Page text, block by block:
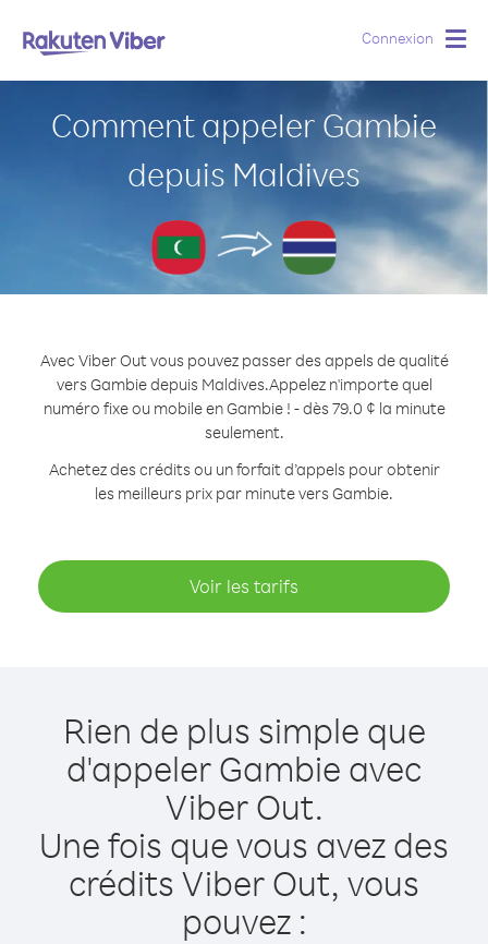
Connexion
Comment appeler Gambie
depuis Maldives
Avec Viber Out vous pouvez passer des appels de qualité
vers Gambie depuis Maldives.Appelez n'importe quel
numéro fixe ou mobile en Gambie ! - dès 79.0 ¢ la minute
seulement.
Achetez des crédits ou un forfait d’appels pour obtenir
les meilleurs prix par minute vers Gambie.
Voir les tarifs
Rien de plus simple que
d'appeler Gambie avec
Viber Out.
Une fois que vous avez des
crédits Viber Out, vous
pouvez :